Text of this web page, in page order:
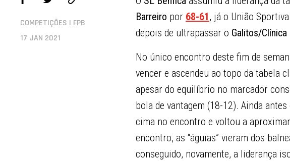
COMPETIÇÕES | FPB
17 JAN 2021
Barreiro por 68-61, já o União
depois de ultrapassar o Galitos/
No único encontro deste fim de
vencer e ascendeu ao topo da tabela
apesar do equilíbrio no marcador
bola de vantagem (18-12). Ainda
cima no encontro e voltou a
encontro, as “águias” vieram dos
conseguido, novamente, a liderança